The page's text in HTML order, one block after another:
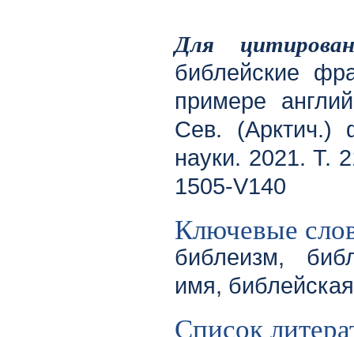
Для
библейские
примере
Сев. (Арктич.)
науки. 2021. Т.
1505-V140
Ключевые
библеизм,
имя,
Список